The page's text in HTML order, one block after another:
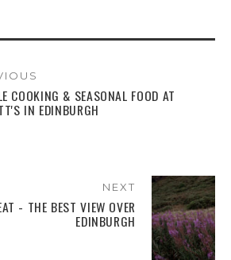
COOKING & SEASONAL FOOD AT
IN EDINBURGH
NEXT
- THE BEST VIEW OVER
EDINBURGH